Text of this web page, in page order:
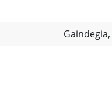
Gaindegia,